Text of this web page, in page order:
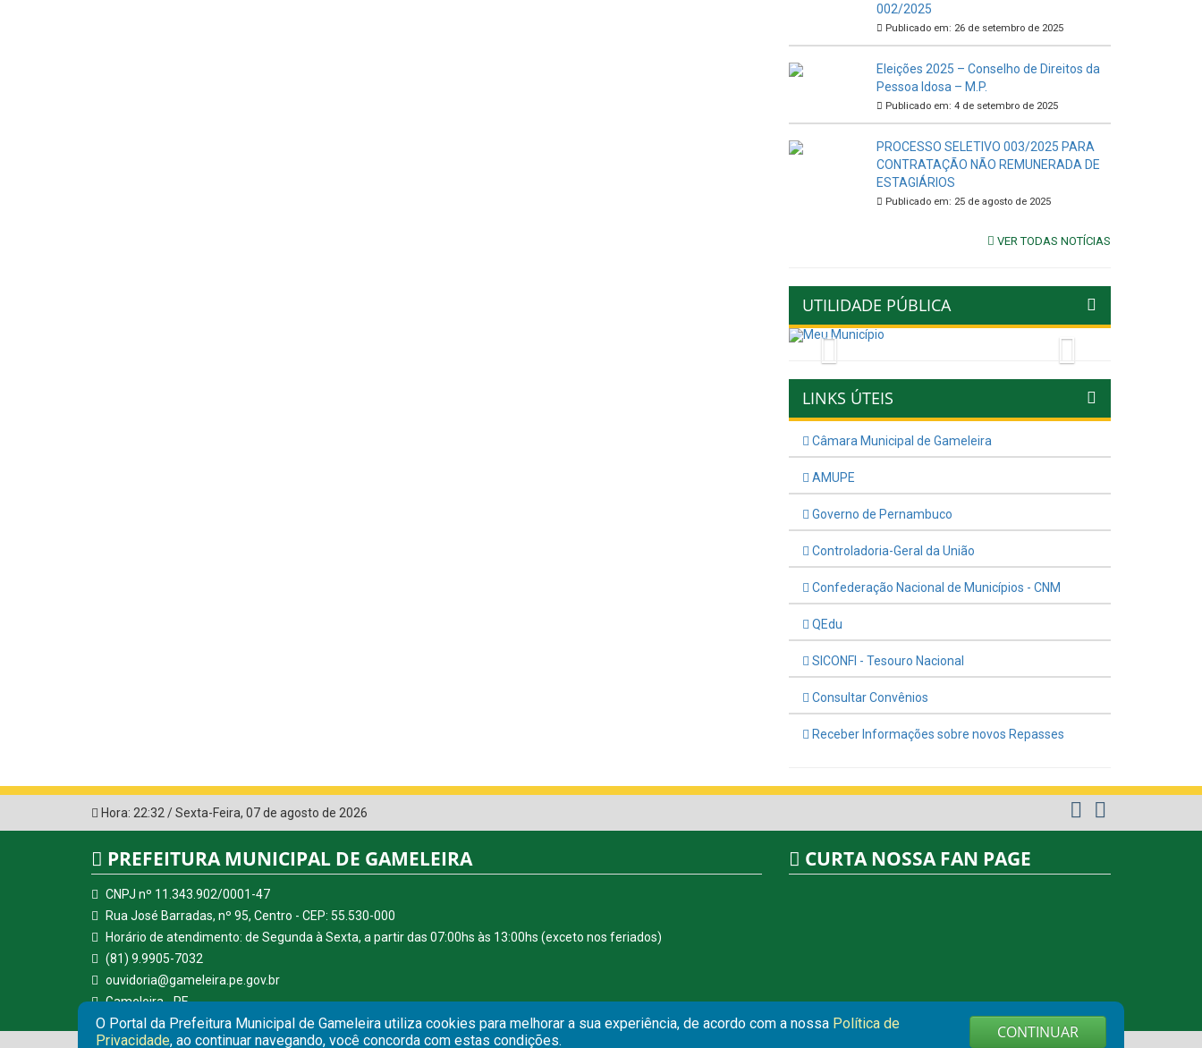
002/2025
Publicado em: 26 de setembro de 2025
Eleições 2025 – Conselho de Direitos da
Pessoa Idosa – M.P.
Publicado em: 4 de setembro de 2025
PROCESSO SELETIVO 003/2025 PARA
CONTRATAÇÃO NÃO REMUNERADA DE
ESTAGIÁRIOS
Publicado em: 25 de agosto de 2025
VER TODAS NOTÍCIAS
UTILIDADE PÚBLICA
Previous
LINKS ÚTEIS
Câmara Municipal de Gameleira
AMUPE
Governo de Pernambuco
Controladoria-Geral da União
Confederação Nacional de Municípios - CNM
QEdu
SICONFI - Tesouro Nacional
Consultar Convênios
Receber Informações sobre novos Repasses
Hora: 22:32 /Sexta-Feira, 07 de agosto de 2026
PREFEITURA MUNICIPAL DE GAMELEIRA
CNPJ nº 11.343.902/0001-47
Rua José Barradas, nº 95, Centro - CEP: 55.530-000
Horário de atendimento: de Segunda à Sexta, a partir das 07:00hs às 13:00hs (exceto nos feriados)
(81) 9.9905-7032
ouvidoria@gameleira.pe.gov.br
Gameleira - PE
CURTA NOSSA FAN PAGE
O Portal da Prefeitura Municipal de Gameleira utiliza cookies para melhorar a sua experiência, de acordo com a nossa Política de
Privacidade, ao continuar navegando, você concorda com estas condições. CONTINUAR